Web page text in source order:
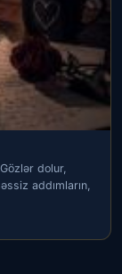
dolur,
addımların,